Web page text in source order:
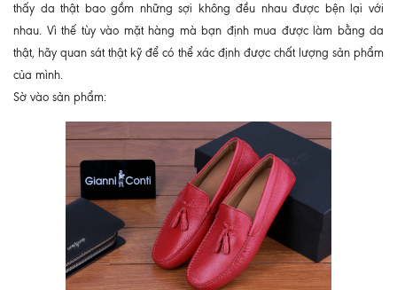
thấy da thật bao gồm những sợi không đều nhau được bện lại với
nhau. Vì thế tùy vào mặt hàng mà bạn định mua được làm bằng da
thật, hãy quan sát thật kỹ để có thể xác định được chất lượng sản phẩm
của mình.
Sờ vào sản phẩm: